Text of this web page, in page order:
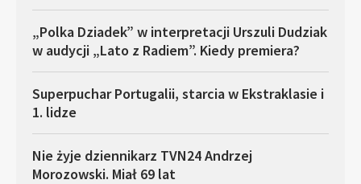
„Polka Dziadek” w interpretacji Urszuli Dudziak
w audycji „Lato z Radiem”. Kiedy premiera?
Superpuchar Portugalii, starcia w Ekstraklasie i
1. lidze
Nie żyje dziennikarz TVN24 Andrzej
Morozowski. Miał 69 lat